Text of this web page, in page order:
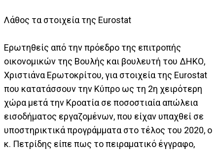
Λάθος τα στοιχεία της Eurostat
Ερωτηθείς από την πρόεδρο της επιτροπής
οικονομικών της Βουλής και βουλευτή του ΔΗΚΟ,
Χριστιάνα Ερωτοκρίτου, για στοιχεία της Eurostat
που κατατάσσουν την Κύπρο ως τη 2η χειρότερη
χώρα μετά την Κροατία σε ποσοστιαία απώλεια
εισοδήματος εργαζομένων, που είχαν υπαχθεί σε
υποστηρικτικά προγράμματα στο τέλος του 2020, ο
κ. Πετρίδης είπε πως το πειραματικό έγγραφο,